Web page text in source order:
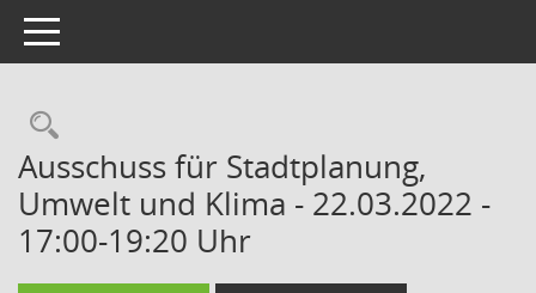
Toggle navigation
Rechercheauswahl
Ausschuss für Stadtplanung,
Umwelt und Klima - 22.03.2022 -
17:00-19:20 Uhr